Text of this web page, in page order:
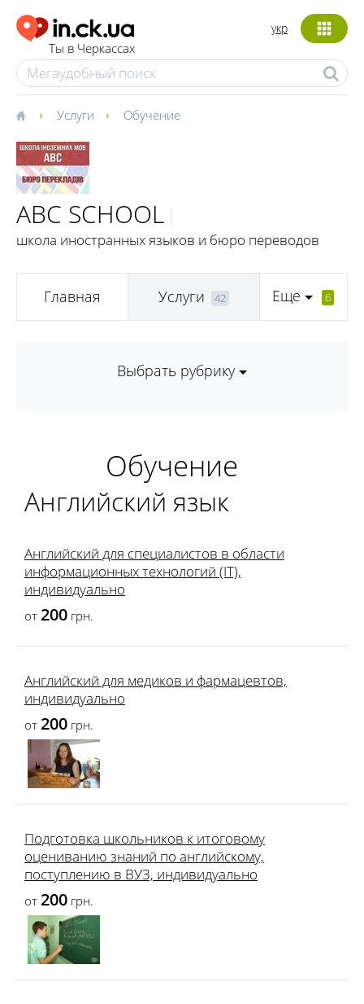
Ты в Черкассах
укр
Услуги Обучение
ABC SCHOOL
школа иностранных языков и бюро переводов
Главная Услуги 42 Еще 6
Выбрать рубрику
Обучение
Английский язык
Английский для специалистов в области
информационных технологий (IT),
индивидуально
от 200 грн.
Английский для медиков и фармацевтов,
индивидуально
от 200 грн.
Подготовка школьников к итоговому
оцениванию знаний по английскому,
поступлению в ВУЗ, индивидуально
от 200 грн.